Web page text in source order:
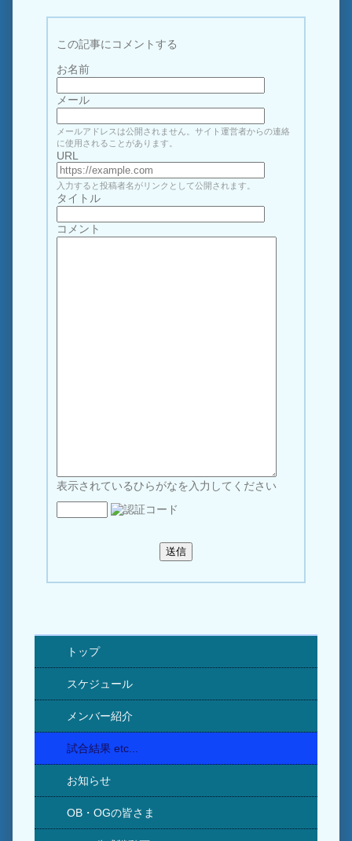
この記事にコメントする
お名前
メール
メールアドレスは公開されません。サイト運営者からの連絡
に使用されることがあります。
URL
入力すると投稿者名がリンクとして公開されます。
タイトル
コメント
表示されているひらがなを入力してください
トップ
スケジュール
メンバー紹介
試合結果 etc...
お知らせ
OB・OGの皆さま